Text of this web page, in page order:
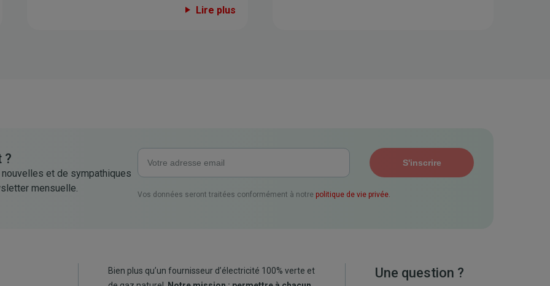
Lire plus
?
et de sympathiques
mensuelle.
Vos données seront traitées conformément à notre politique de vie privée.
Bien plus qu’un fournisseur d’électricité 100% verte et
Une question ?